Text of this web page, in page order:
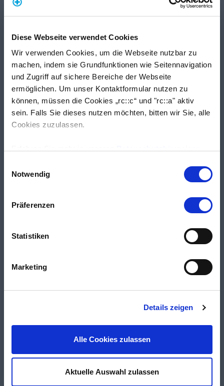
Diese Webseite verwendet Cookies
Wir verwenden Cookies, um die Webseite nutzbar zu
machen, indem sie Grundfunktionen wie Seitennavigation
und Zugriff auf sichere Bereiche der Webseite
ermöglichen. Um unser Kontaktformular nutzen zu
können, müssen die Cookies „rc::c“ und "rc::a" aktiv
sein. Falls Sie dieses nutzen möchten, bitten wir Sie, alle
Cookies zuzulassen.
Notwendig
Präferenzen
Statistiken
Marketing
Details zeigen
Alle Cookies zulassen
Aktuelle Auswahl zulassen